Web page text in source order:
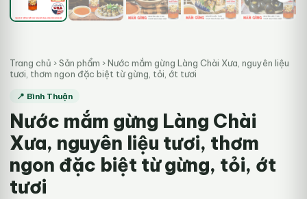
Trang chủ ›Sản phẩm ›Nước mắm gừng Làng Chài Xưa, nguyên liệu
tươi, thơm ngon đặc biệt từ gừng, tỏi, ớt tươi
📍 Bình Thuận
Nước mắm gừng Làng Chài
Xưa, nguyên liệu tươi, thơm
ngon đặc biệt từ gừng, tỏi, ớt
tươi